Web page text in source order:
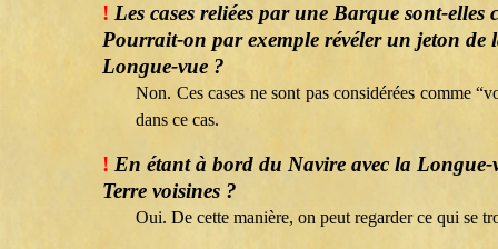
! Les cases reliées par une Barque sont-elles
Pourrait-on par exemple révéler un jeton de
Longue-vue ?
Non. Ces cases ne sont pas considérées comme
dans ce cas.
! En étant à bord du Navire avec la Longue-
Terre voisines ?
Oui. De cette manière, on peut regarder ce qui se